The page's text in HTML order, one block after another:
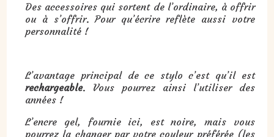
Des accessoires qui sortent de l’ordinaire, à offrir
ou à s’offrir. Pour qu’écrire reflète aussi votre
personnalité !
L’avantage principal de ce stylo c’est qu’il est
rechargeable. Vous pourrez ainsi l’utiliser des
années !
L’encre gel, fournie ici, est noire, mais vous
pourrez la changer par votre couleur préférée (les